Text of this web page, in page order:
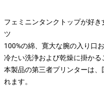
フェミニンタンクトップが好
ツ
100%の綿、寛大な腕の入り口
冷たい洗浄および乾燥に掛かる
本製品の第三者プリンターは
れます。